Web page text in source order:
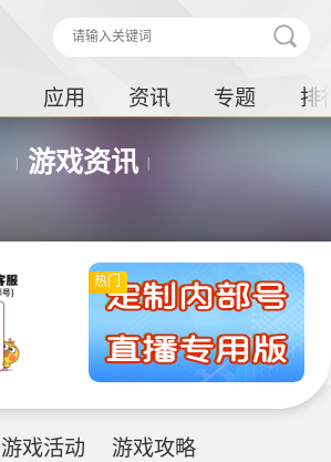
应用 资讯 专题 排
游戏资讯
热门
游戏活动 游戏攻略